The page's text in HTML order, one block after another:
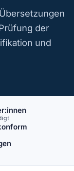
der
und